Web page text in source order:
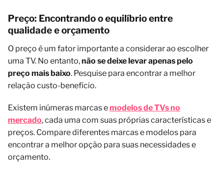
Preço: Encontrando o equilíbrio entre
qualidade e orçamento
O preço é um fator importante a considerar ao escolher
uma TV. No entanto,não se deixe levar apenas pelo
preço mais baixo. Pesquise para encontrar a melhor
relação custo-benefício.
Existem inúmeras marcas e modelos de TVs no
mercado, cada uma com suas próprias características e
preços. Compare diferentes marcas e modelos para
encontrar a melhor opção para suas necessidades e
orçamento.